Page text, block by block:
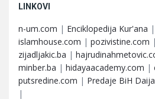
LINKOVI
n-um.com | Enciklopedija Kur'ana |
islamhouse.com | pozivistine.com |
zijadljakic.ba |
minber.ba | hidayaacademy.com |
putsredine.com | Predaje BiH Daija
|